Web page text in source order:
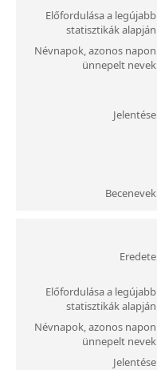
Előfordulása a legújabb
statisztikák alapján
Névnapok, azonos napon
ünnepelt nevek
Jelentése
Becenevek
Eredete
Előfordulása a legújabb
statisztikák alapján
Névnapok, azonos napon
ünnepelt nevek
Jelentése